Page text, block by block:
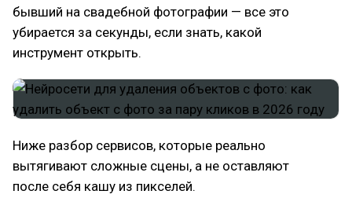
бывший на свадебной фотографии — все это
убирается за секунды, если знать, какой
инструмент открыть.
Ниже разбор сервисов, которые реально
вытягивают сложные сцены, а не оставляют
после себя кашу из пикселей.